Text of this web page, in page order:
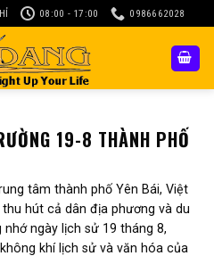
08:00 - 17:00 0986662028
19-8 THÀNH PHỐ
tâm thành phố Yên Bái, Việt
hút cả dân địa phương và du
ngày lịch sử 19 tháng 8,
khí lịch sử và văn hóa của